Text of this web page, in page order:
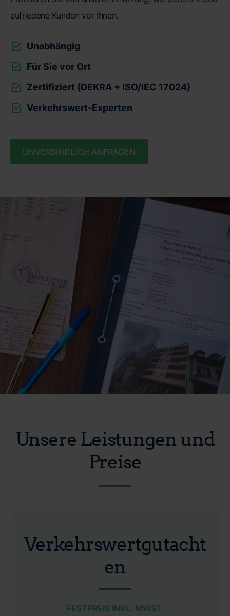
zufriedene Kunden vor Ihnen.
Unabhängig
Für Sie vor Ort
Zertifiziert (DEKRA + ISO/IEC 17024)
Verkehrswert-Experten
UNVERBINDLICH ANFRAGEN
Unsere Leistungen und
Preise
Verkehrswertgutacht
en
FESTPREIS INKL. MWST.